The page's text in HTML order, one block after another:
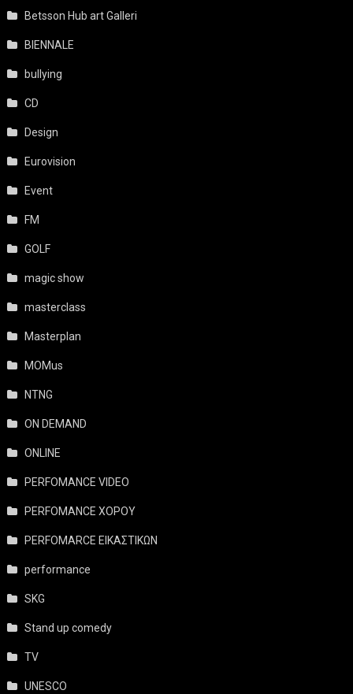
Betsson Hub art Galleri
BIENNALE
bullying
CD
Design
Eurovision
Event
FM
GOLF
magic show
masterclass
Masterplan
MOMus
NTNG
ON DEMAND
ONLINE
PERFOMANCE VIDEO
PERFOMANCE ΧΟΡΟΥ
PERFOMARCE ΕΙΚΑΣΤΙΚΩΝ
performance
SKG
Stand up comedy
TV
UNESCO